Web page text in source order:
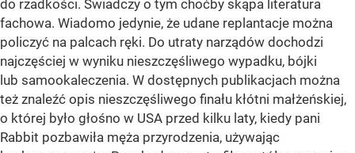
do rzadkości. Świadczy o tym choćby skąpa literatura
fachowa. Wiadomo jedynie, że udane replantacje można
policzyć na palcach ręki. Do utraty narządów dochodzi
najczęściej w wyniku nieszczęśliwego wypadku, bójki
lub samookaleczenia. W dostępnych publikacjach można
też znaleźć opis nieszczęśliwego finału kłótni małżeńskiej,
o której było głośno w USA przed kilku laty, kiedy pani
Rabbit pozbawiła męża przyrodzenia, używając